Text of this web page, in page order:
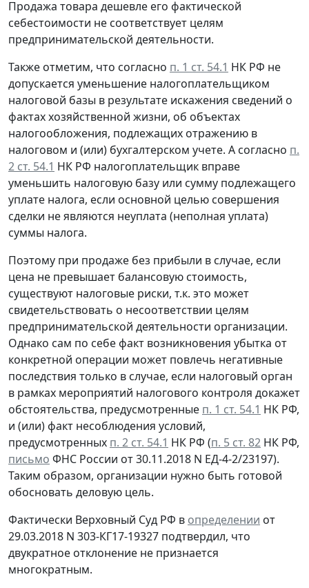
Продажа товара дешевле его фактической
себестоимости не соответствует целям
предпринимательской деятельности.
Также отметим, что согласно п. 1 ст. 54.1 НК РФ не
допускается уменьшение налогоплательщиком
налоговой базы в результате искажения сведений о
фактах хозяйственной жизни, об объектах
налогообложения, подлежащих отражению в
налоговом и (или) бухгалтерском учете. А согласно п.
2 ст. 54.1 НК РФ налогоплательщик вправе
уменьшить налоговую базу или сумму подлежащего
уплате налога, если основной целью совершения
сделки не являются неуплата (неполная уплата)
суммы налога.
Поэтому при продаже без прибыли в случае, если
цена не превышает балансовую стоимость,
существуют налоговые риски, т.к. это может
свидетельствовать о несоответствии целям
предпринимательской деятельности организации.
Однако сам по себе факт возникновения убытка от
конкретной операции может повлечь негативные
последствия только в случае, если налоговый орган
в рамках мероприятий налогового контроля докажет
обстоятельства, предусмотренные п. 1 ст. 54.1 НК РФ,
и (или) факт несоблюдения условий,
предусмотренных п. 2 ст. 54.1 НК РФ (п. 5 ст. 82 НК РФ,
письмо ФНС России от 30.11.2018 N ЕД-4-2/23197).
Таким образом, организации нужно быть готовой
обосновать деловую цель.
Фактически Верховный Суд РФ в определении от
29.03.2018 N 303-КГ17-19327 подтвердил, что
двукратное отклонение не признается
многократным.